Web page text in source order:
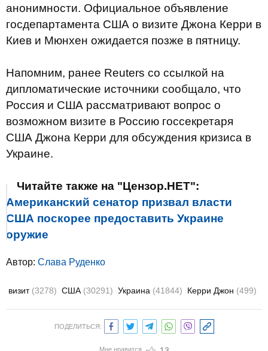
анонимности. Официальное объявление
госдепартамента США о визите Джона Керри в
Киев и Мюнхен ожидается позже в пятницу.
Напомним, ранее Reuters со ссылкой на
дипломатические источники сообщало, что
Россия и США рассматривают вопрос о
возможном визите в Россию госсекретаря
США Джона Керри для обсуждения кризиса в
Украине.
Читайте также на "Цензор.НЕТ":
Американский сенатор призвал власти
США поскорее предоставить Украине
оружие
Автор: Слава Руденко
визит (3278) США (30291) Украина (41844) Керри Джон (499)
ПОДЕЛИТЬСЯ:
Мне нравится